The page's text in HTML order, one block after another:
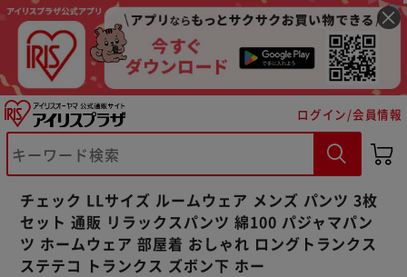
ログイン/会員情報
チェック LLサイズ ルームウェア メンズ パンツ 3枚
セット 通販 リラックスパンツ 綿100 パジャマパン
ツ ホームウェア 部屋着 おしゃれ ロングトランクス
ステテコ トランクス ズボン下 ホー
※ご確認ください
カートに入れる 購入手続きへ